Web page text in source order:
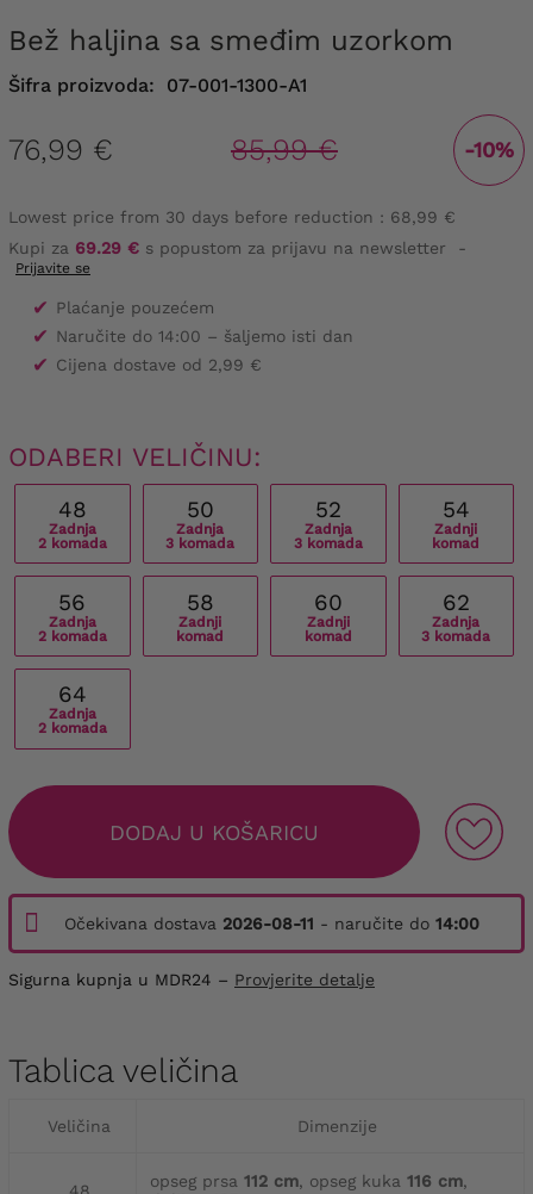
Bež haljina sa smeđim uzorkom
Šifra proizvoda: 07-001-1300-A1
76,99 € 85,99 € -10%
Lowest price from 30 days before reduction : 68,99 €
Kupi za 69.29 € s popustom za prijavu na newsletter -
Prijavite se
✔ Plaćanje pouzećem
✔ Naručite do 14:00 – šaljemo isti dan
✔ Cijena dostave od 2,99 €
ODABERI VELIČINU:
48
Zadnja
2 komada
50
Zadnja
3 komada
52
Zadnja
3 komada
54
Zadnji
komad
56
Zadnja
2 komada
58
Zadnji
komad
60
Zadnji
komad
62
Zadnja
3 komada
64
Zadnja
2 komada
DODAJ U KOŠARICU
Očekivana dostava 2026-08-11 - naručite do 14:00
Sigurna kupnja u MDR24 – Provjerite detalje
Tablica veličina
Veličina Dimenzije
opseg prsa 112 cm, opseg kuka 116 cm,